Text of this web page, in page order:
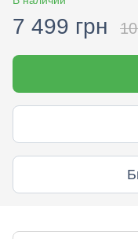
7 499 грн